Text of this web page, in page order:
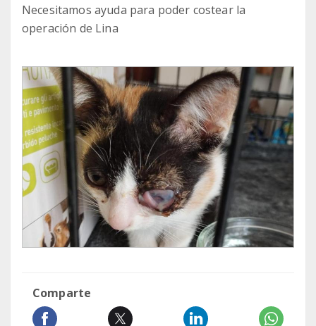
Necesitamos ayuda para poder costear la
operación de Lina
Comparte